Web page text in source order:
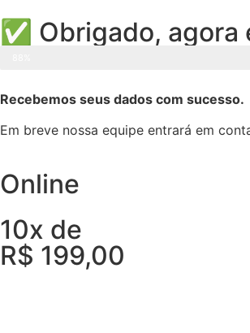
✅ Obrigado, agora
Recebemos seus dados com sucesso.
Em breve nossa equipe entrará em
Online
10x de
R$ 199,00